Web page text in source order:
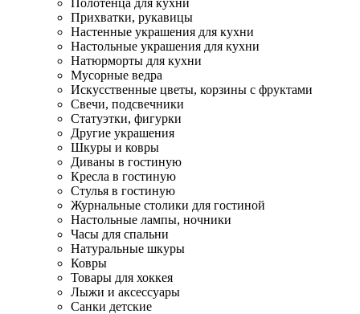
Полотенца для кухни
Прихватки, рукавицы
Настенные украшения для кухни
Настольные украшения для кухни
Натюрморты для кухни
Мусорные ведра
Искусственные цветы, корзины с фруктами
Свечи, подсвечники
Статуэтки, фигурки
Другие украшения
Шкуры и ковры
Диваны в гостиную
Кресла в гостиную
Стулья в гостиную
Журнальные столики для гостиной
Настольные лампы, ночники
Часы для спальни
Натуральные шкуры
Ковры
Товары для хоккея
Лыжи и аксессуары
Санки детские